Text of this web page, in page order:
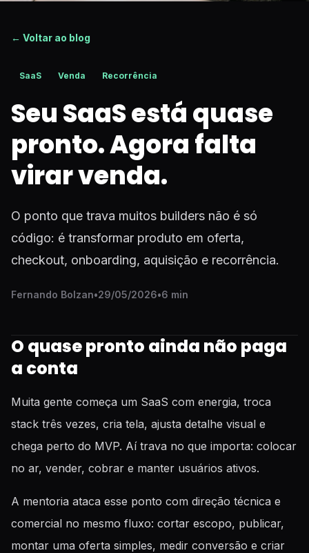
← Voltar ao blog
SaaS Venda Recorrência
Seu SaaS está quase
pronto. Agora falta
virar venda.
O ponto que trava muitos builders não é só
código: é transformar produto em oferta,
checkout, onboarding, aquisição e recorrência.
Fernando Bolzan•29/05/2026•6 min
O quase pronto ainda não paga
a conta
Muita gente começa um SaaS com energia, troca
stack três vezes, cria tela, ajusta detalhe visual e
chega perto do MVP. Aí trava no que importa: colocar
no ar, vender, cobrar e manter usuários ativos.
A mentoria ataca esse ponto com direção técnica e
comercial no mesmo fluxo: cortar escopo, publicar,
montar uma oferta simples, medir conversão e criar